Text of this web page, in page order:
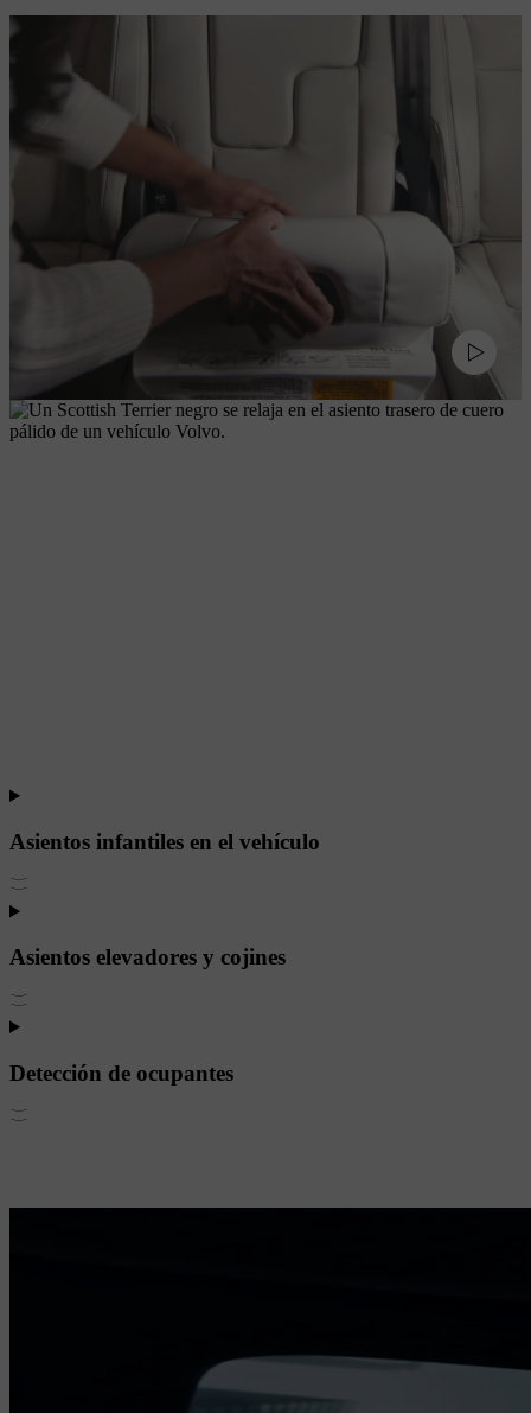
Asientos infantiles en el vehículo
Asientos elevadores y cojines
Detección de ocupantes